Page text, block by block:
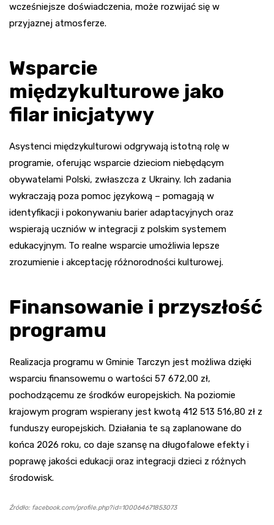
wcześniejsze doświadczenia, może rozwijać się w
przyjaznej atmosferze.
Wsparcie
międzykulturowe jako
filar inicjatywy
Asystenci międzykulturowi odgrywają istotną rolę w
programie, oferując wsparcie dzieciom niebędącym
obywatelami Polski, zwłaszcza z Ukrainy. Ich zadania
wykraczają poza pomoc językową – pomagają w
identyfikacji i pokonywaniu barier adaptacyjnych oraz
wspierają uczniów w integracji z polskim systemem
edukacyjnym. To realne wsparcie umożliwia lepsze
zrozumienie i akceptację różnorodności kulturowej.
Finansowanie i przyszłość
programu
Realizacja programu w Gminie Tarczyn jest możliwa dzięki
wsparciu finansowemu o wartości 57 672,00 zł,
pochodzącemu ze środków europejskich. Na poziomie
krajowym program wspierany jest kwotą 412 513 516,80 zł z
funduszy europejskich. Działania te są zaplanowane do
końca 2026 roku, co daje szansę na długofalowe efekty i
poprawę jakości edukacji oraz integracji dzieci z różnych
środowisk.
Źródło: facebook.com/profile.php?id=100064671853073